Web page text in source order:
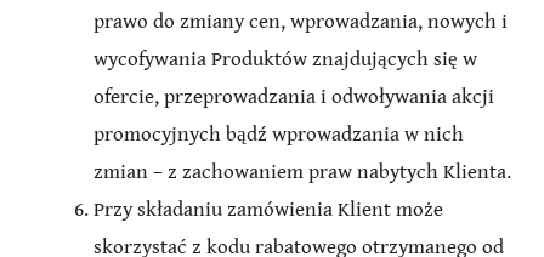
prawo do zmiany cen, wprowadzania, nowych i
wycofywania Produktów znajdujących się w
ofercie, przeprowadzania i odwoływania akcji
promocyjnych bądź wprowadzania w nich
zmian – z zachowaniem praw nabytych Klienta.
Przy składaniu zamówienia Klient może
skorzystać z kodu rabatowego otrzymanego od